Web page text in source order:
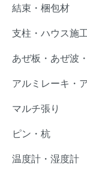
結束・梱包材
支柱・ハウス施
あぜ板・あぜ波
アルミレーキ・
マルチ張り
ピン・杭
温度計・湿度計